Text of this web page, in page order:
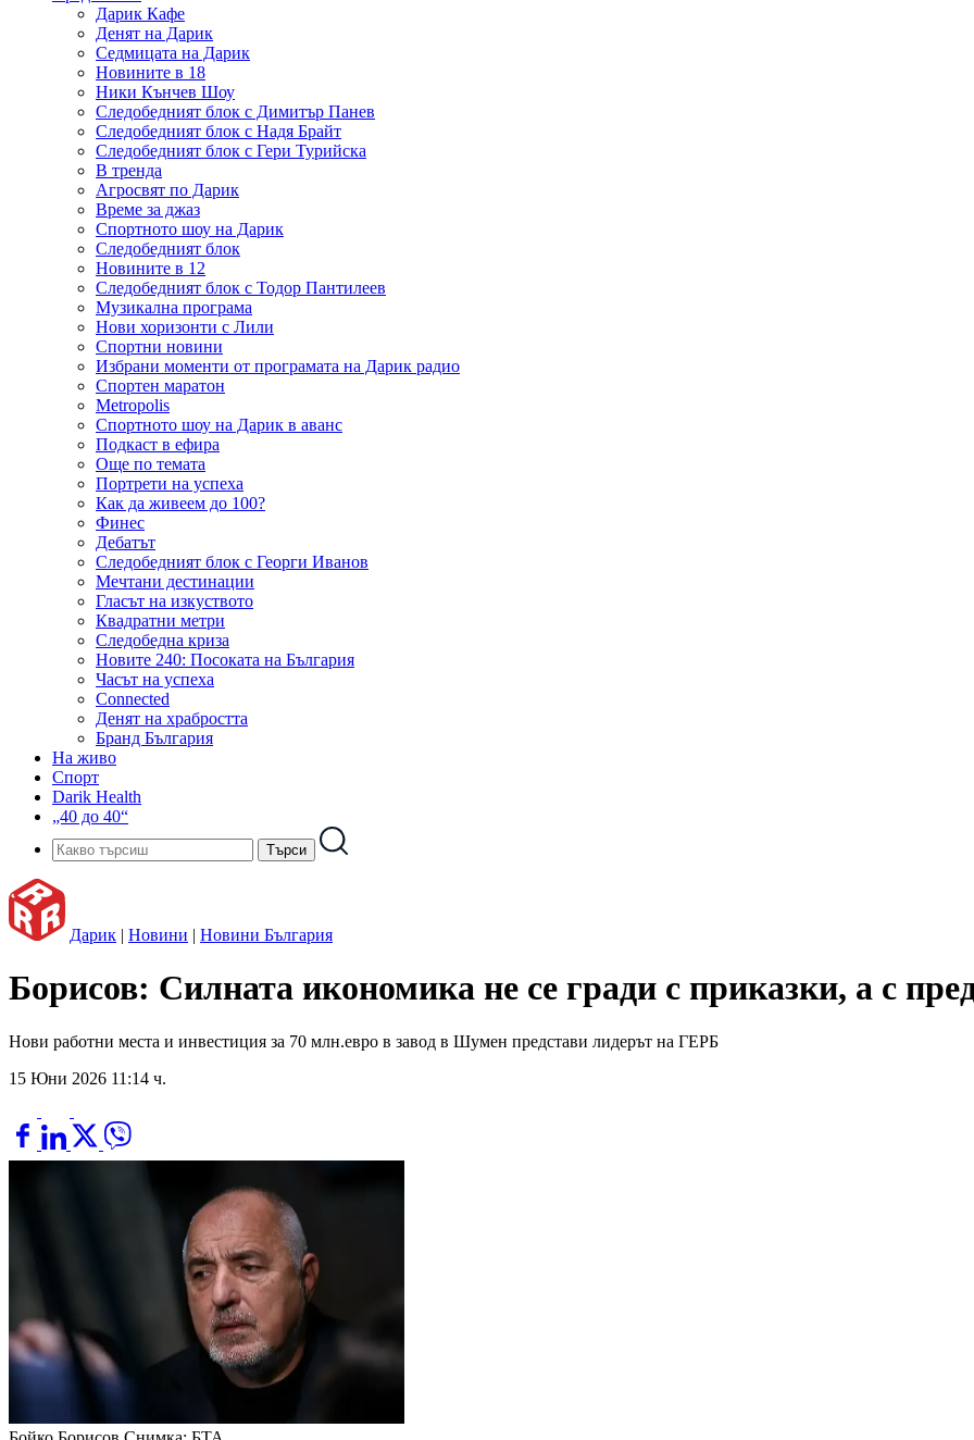
Дарик Кафе
Денят на Дарик
Седмицата на Дарик
Новините в 18
Ники Кънчев Шоу
Следобедният блок с Димитър Панев
Следобедният блок с Надя Брайт
Следобедният блок с Гери Турийска
В тренда
Агросвят по Дарик
Време за джаз
Спортното шоу на Дарик
Следобедният блок
Новините в 12
Следобедният блок с Тодор Пантилеев
Музикална програма
Нови хоризонти с Лили
Спортни новини
Избрани моменти от програмата на Дарик радио
Спортен маратон
Metropolis
Спортното шоу на Дарик в аванс
Подкаст в ефира
Още по темата
Портрети на успеха
Как да живеем до 100?
Финес
Дебатът
Следобедният блок с Георги Иванов
Мечтани дестинации
Гласът на изкуството
Квадратни метри
Следобедна криза
Новите 240: Посоката на България
Часът на успеха
Connected
Денят на храбростта
Бранд България
На живо
Спорт
Darik Health
„40 до 40“
Дарик | Новини | Новини България
Борисов: Силната икономика не се гради с приказки, а с
Нови работни места и инвестиция за 70 млн.евро в завод в Шумен представи лидерът на ГЕРБ
15 Юни 2026 11:14 ч.